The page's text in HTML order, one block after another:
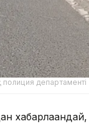
департаменті